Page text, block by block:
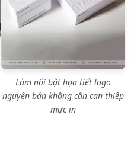
Làm nổi bật họa tiết logo
nguyên bản không cần can thiệp
mực in